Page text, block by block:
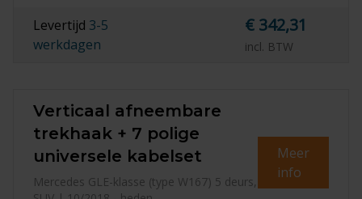
Levertijd 3-5
werkdagen
€ 342,31
incl. BTW
Verticaal afneembare
trekhaak + 7 polige
universele kabelset
Mercedes GLE-klasse (type W167) 5 deurs,
Meer
info